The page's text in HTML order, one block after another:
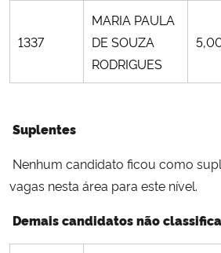
1337
MARIA PAULA
DE SOUZA
RODRIGUES
Suplentes
Nenhum candidato ficou como
vagas nesta área para este nível.
Demais candidatos não